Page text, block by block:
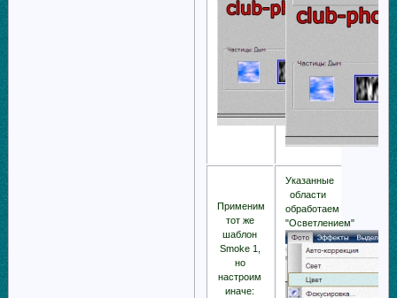
Применим
тот же
шаблон
Smoke 1,
но
настроим
иначе:
Указанные
области
обработаем
"Осветлением"